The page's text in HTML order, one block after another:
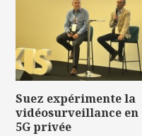
Suez expérimente la
vidéosurveillance en
5G privée